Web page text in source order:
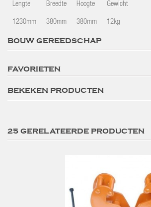
Lengte Breedte Hoogte Gewicht
1230mm 380mm 380mm 12kg
BOUW GEREEDSCHAP
FAVORIETEN
BEKEKEN PRODUCTEN
25 GERELATEERDE PRODUCTEN